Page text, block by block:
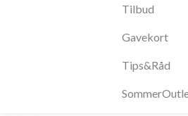
Tilbud
Gavekort
Tips&Råd